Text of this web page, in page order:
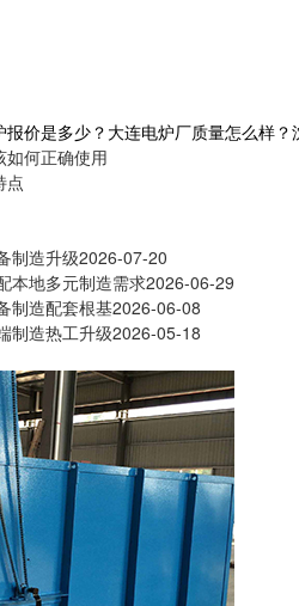
价是多少？大连电炉厂质量怎么样
如何正确使用
点
制造升级2026-07-20
本地多元制造需求2026-06-29
制造配套根基2026-06-08
制造热工升级2026-05-18